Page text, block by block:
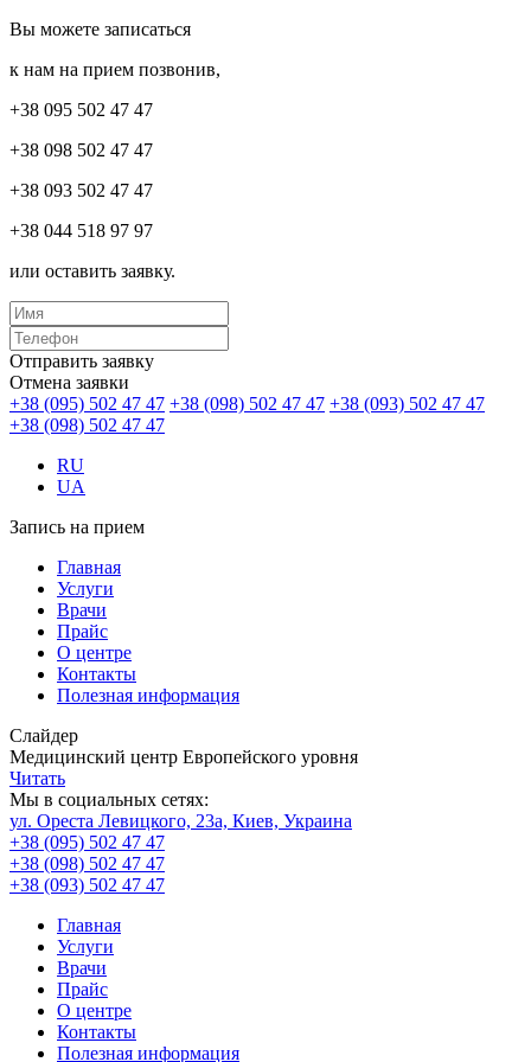
Вы можете записаться
к нам на прием позвонив,
+38 095 502 47 47
+38 098 502 47 47
+38 093 502 47 47
+38 044 518 97 97
или оставить заявку.
Отправить заявку
Отмена заявки
+38 (095) 502 47 47 +38 (098) 502 47 47 +38 (093) 502 47 47
+38 (098) 502 47 47
RU
UA
Запись на прием
Главная
Услуги
Врачи
Прайс
О центре
Контакты
Полезная информация
Слайдер
Медицинский центр Европейского уровня
Читать
Мы в социальных сетях:
ул. Ореста Левицкого, 23а, Киев, Украина
+38 (095) 502 47 47
+38 (098) 502 47 47
+38 (093) 502 47 47
Главная
Услуги
Врачи
Прайс
О центре
Контакты
Полезная информация